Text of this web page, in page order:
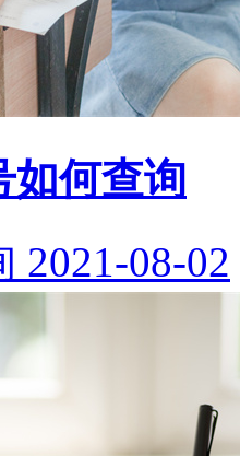
如何查询
2021-08-02